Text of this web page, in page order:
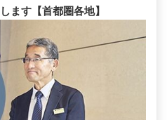
ます【首都圏各地】